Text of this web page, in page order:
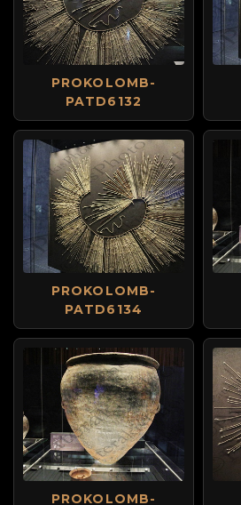
PROKOLOMB-
PATD6132
PROKOLOMB-
PATD6134
PROKOLOMB-